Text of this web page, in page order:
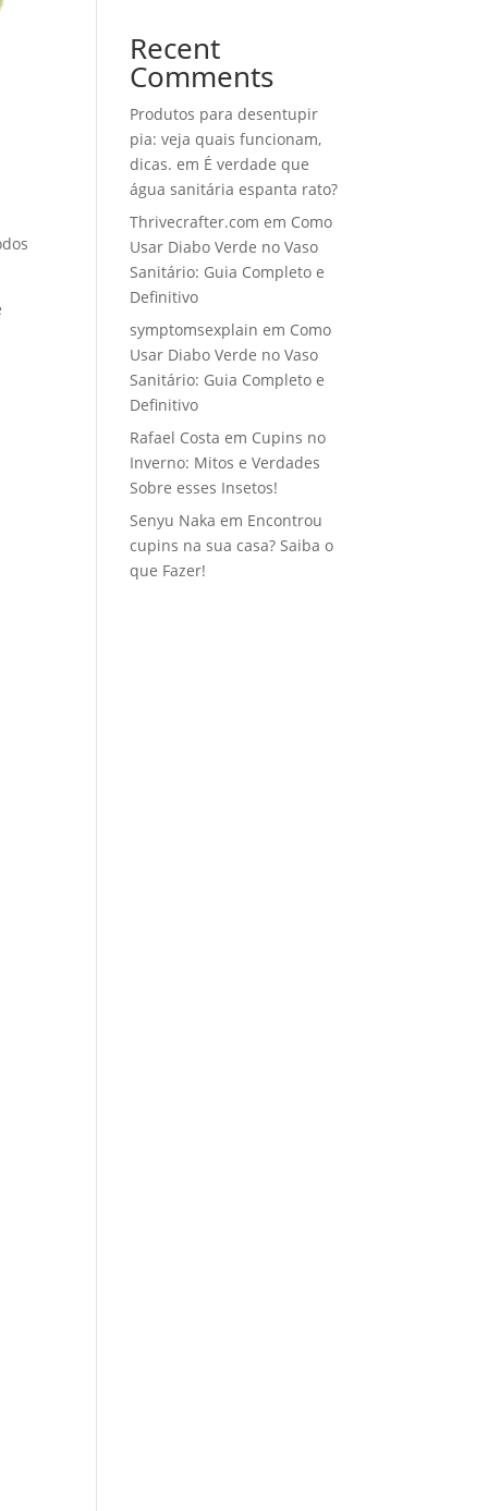
Recent
Comments
Produtos para desentupir
pia: veja quais funcionam,
dicas. em É verdade que
água sanitária espanta rato?
Thrivecrafter.com em Como
Usar Diabo Verde no Vaso
Sanitário: Guia Completo e
Definitivo
symptomsexplain em Como
Usar Diabo Verde no Vaso
Sanitário: Guia Completo e
Definitivo
Rafael Costa em Cupins no
Inverno: Mitos e Verdades
Sobre esses Insetos!
Senyu Naka em Encontrou
cupins na sua casa? Saiba o
que Fazer!